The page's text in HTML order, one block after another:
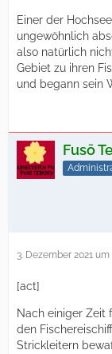
Einer der
ungewöhnlich
also natürlich
Gebiet zu ihren
und begann sein
Fusō
3. Dezember 2021 um
[act]
Nach einiger Zeit
den
Strickleitern